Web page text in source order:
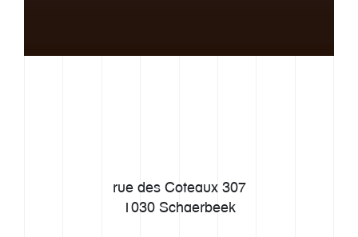
rue des Coteaux 307
1030 Schaerbeek